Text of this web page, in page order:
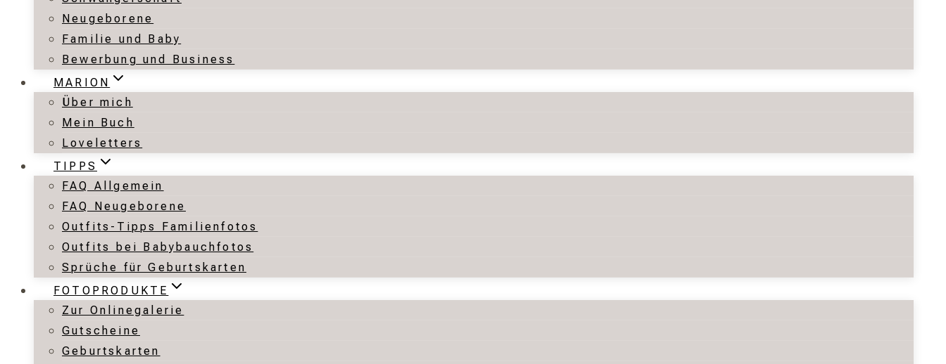
Neugeborene
Familie und Baby
Bewerbung und Business
MARION
Über mich
Mein Buch
Loveletters
TIPPS
FAQ Allgemein
FAQ Neugeborene
Outfits-Tipps Familienfotos
Outfits bei Babybauchfotos
Sprüche für Geburtskarten
FOTOPRODUKTE
Zur Onlinegalerie
Gutscheine
Geburtskarten